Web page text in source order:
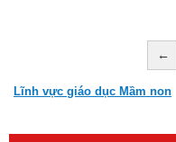
←
Lĩnh vực giáo dục Mầm non